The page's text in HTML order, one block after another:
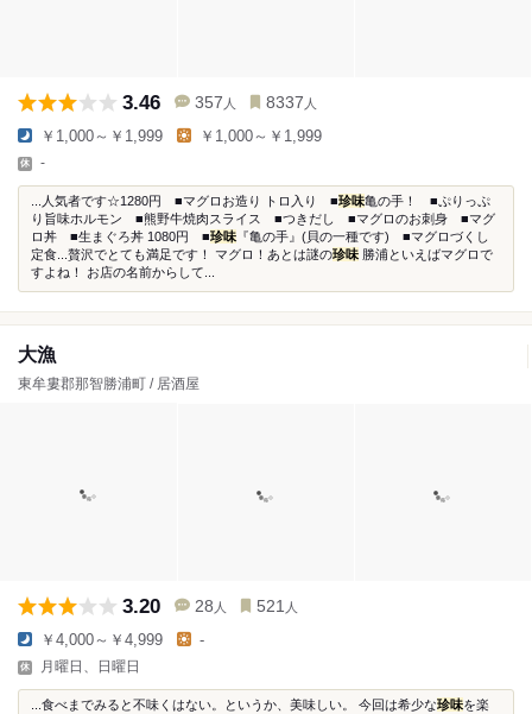
3.46 357 人 8337 人
￥1,000～￥1,999 ￥1,000～￥1,999
-
...人気者です☆1280円 ■マグロお造り トロ入り ■珍味亀の手！ ■ぷりっぷ
り旨味ホルモン ■熊野牛焼肉スライス ■つきだし ■マグロのお刺身 ■マグ
ロ丼 ■生まぐろ丼 1080円 ■珍味 『亀の手』(貝の一種です) ■マグロづくし
定食...贅沢でとても満足です！ マグロ！あとは謎の珍味 勝浦といえばマグロで
すよね！ お店の名前からして...
大漁
東牟婁郡那智勝浦町 / 居酒屋
3.20 28 人 521 人
￥4,000～￥4,999 -
月曜日、日曜日
...食べまでみると不味くはない。というか、美味しい。 今回は希少な珍味を楽